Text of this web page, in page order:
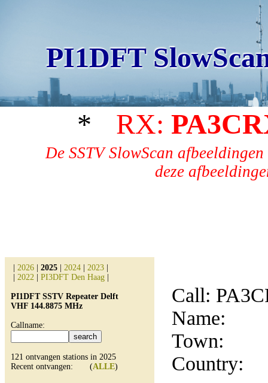
PI1DFT
* RX:
De SSTV SlowScan
deze
2026 2025 2024 2023
2022 PI3DFT Den Haag
PI1DFT SSTV Repeater Delft
VHF 144.8875 MHz
Callname:
121 ontvangen stations in 2025
Recent ontvangen: (ALLE)
Call:
Name:
Town:
Country: